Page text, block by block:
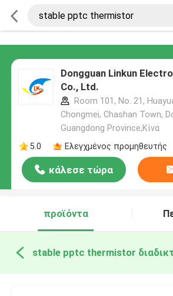
Dongguan Linkun
Co., Ltd.
Room 101, No. 21,
Chongmei, Chashan Town,
Guangdong Province,Κίνα
5.0
Ελεγχμένος προμηθευτής
κάλεσε τώρα
προϊόντα